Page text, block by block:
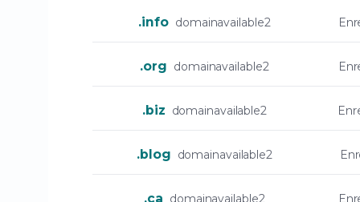
.info domainavailable2
.org domainavailable2
.biz domainavailable2
.blog domainavailable2
.ca domainavailable2